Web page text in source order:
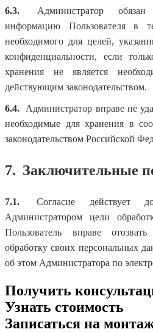
6.3.
Администратор обязан
информацию Пользователя в
необходимого для целей,
конфиденциальности, если
хранения не является
действующим законодательством.
6.4.
Администратор вправе не
необходимые для хранения в
законодательством Российской
7. Заключительные
7.1.
Согласие действует
Администратором цели
Пользователь вправе
обработку своих персональных
об этом Администратора по
Получить
Узнать стоимость
Записаться на